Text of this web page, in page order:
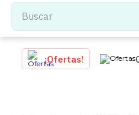
Buscar
TÉRMINOS MÁS BUSCADOS
1.
tenis mujer
¡Ofertas!